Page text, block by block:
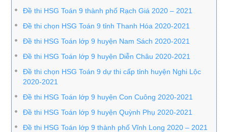
Đề thi HSG Toán 9 thành phố Rạch Giá 2020 – 2021
Đề thi chọn HSG Toán 9 tỉnh Thanh Hóa 2020-2021
Đề thi HSG Toán lớp 9 huyện Nam Sách 2020-2021
Đề thi HSG Toán lớp 9 huyện Diễn Châu 2020-2021
Đề thi chọn HSG Toán 9 dự thi cấp tỉnh huyện Nghi Lộc
2020-2021
Đề thi HSG Toán lớp 9 huyện Con Cuông 2020-2021
Đề thi HSG Toán lớp 9 huyện Quỳnh Phụ 2020-2021
Đề thi HSG Toán lớp 9 thành phố Vĩnh Long 2020 – 2021